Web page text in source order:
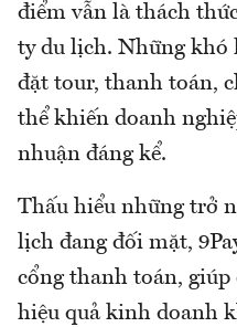
điểm vẫn là thách
ty du lịch. Những khó
đặt tour, thanh toán,
thể khiến doanh
nhuận đáng kể.
Thấu hiểu những trở
lịch đang đối mặt,
cổng thanh toán,
hiệu quả kinh doanh